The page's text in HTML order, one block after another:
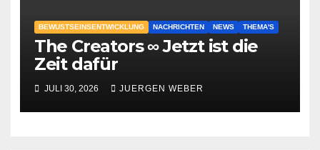
BEWUSTSEINSENTWICKLUNG NACHRICHTEN NEWS THEMA'S
The Creators ∞ Jetzt ist die
Zeit dafür
JULI 30, 2026 JUERGEN WEBER